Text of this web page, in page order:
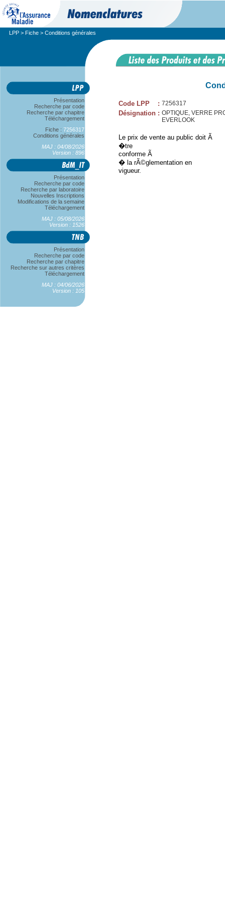
LPP > Fiche > Conditions générales
Présentation
Recherche par code
Recherche par chapitre
Téléchargement
Fiche : 7256317
Conditions générales
MAJ : 04/08/2026
Version : 896
Présentation
Recherche par code
Recherche par laboratoire
Nouvelles Inscriptions
Modifications de la semaine
Téléchargement
MAJ : 05/08/2026
Version : 1526
Présentation
Recherche par code
Recherche par chapitre
Recherche sur autres critères
Téléchargement
MAJ : 04/06/2026
Version : 105
Code LPP : 7256317
Désignation : OPTIQUE, VERRE
EVERLOOK
Le prix de vente au public doit Ã
�tre
conforme Ã
� la rÃ©glementation en
vigueur.